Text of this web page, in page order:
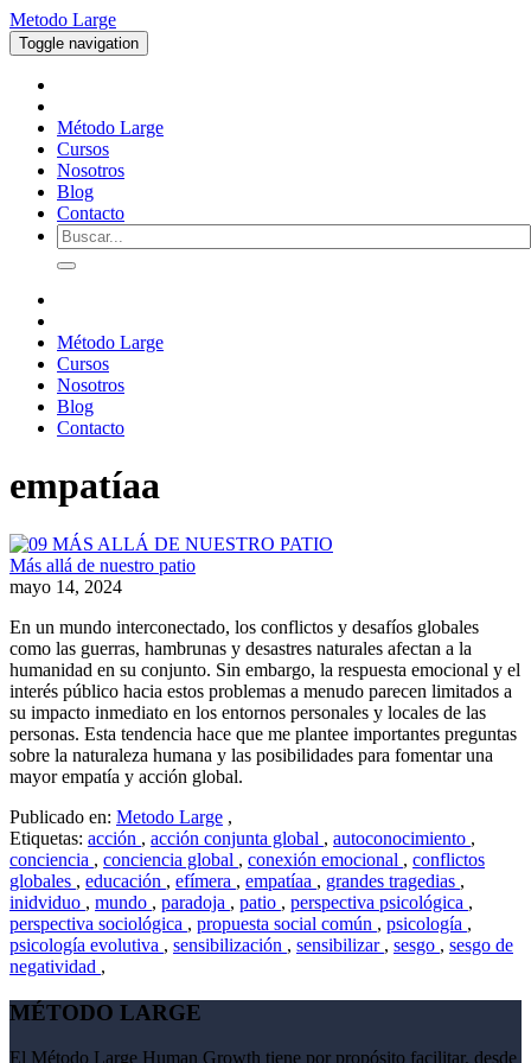
Metodo Large
Toggle navigation
Método Large
Cursos
Nosotros
Blog
Contacto
Método Large
Cursos
Nosotros
Blog
Contacto
empatíaa
Más allá de nuestro patio
mayo 14, 2024
En un mundo interconectado, los conflictos y desafíos globales
como las guerras, hambrunas y desastres naturales afectan a la
humanidad en su conjunto. Sin embargo, la respuesta emocional y el
interés público hacia estos problemas a menudo parecen limitados a
su impacto inmediato en los entornos personales y locales de las
personas. Esta tendencia hace que me plantee importantes preguntas
sobre la naturaleza humana y las posibilidades para fomentar una
mayor empatía y acción global.
Publicado en: Metodo Large ,
Etiquetas: acción , acción conjunta global , autoconocimiento ,
conciencia , conciencia global , conexión emocional , conflictos
globales , educación , efímera , empatíaa , grandes tragedias ,
inidviduo , mundo , paradoja , patio , perspectiva psicológica ,
perspectiva sociológica , propuesta social común , psicología ,
psicología evolutiva , sensibilización , sensibilizar , sesgo , sesgo de
negatividad ,
MÉTODO LARGE
El Método Large Human Growth tiene por propósito facilitar, desde